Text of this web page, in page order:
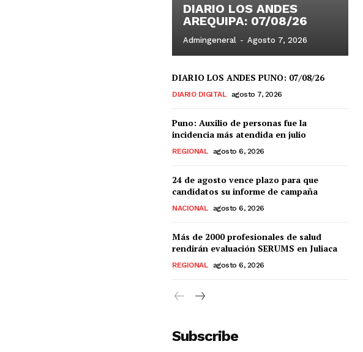
DIARIO LOS ANDES
AREQUIPA: 07/08/26
Admingeneral - Agosto 7, 2026
DIARIO LOS ANDES PUNO: 07/08/26
DIARIO DIGITAL agosto 7, 2026
Puno: Auxilio de personas fue la
incidencia más atendida en julio
REGIONAL agosto 6, 2026
24 de agosto vence plazo para que
candidatos su informe de campaña
NACIONAL agosto 6, 2026
Más de 2000 profesionales de salud
rendirán evaluación SERUMS en Juliaca
REGIONAL agosto 6, 2026
Subscribe